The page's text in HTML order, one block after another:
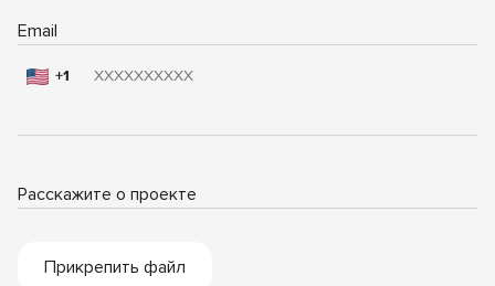
Email
+1
Расскажите о проекте
Прикрепить файл